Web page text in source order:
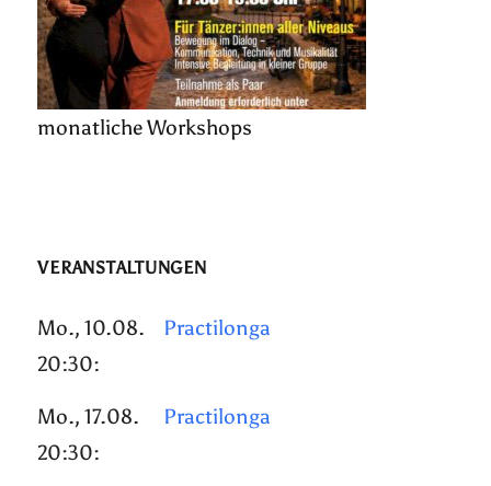
monatliche Workshops
VERANSTALTUNGEN
Mo., 10.08.
20:30:
Practilonga
Mo., 17.08.
20:30:
Practilonga